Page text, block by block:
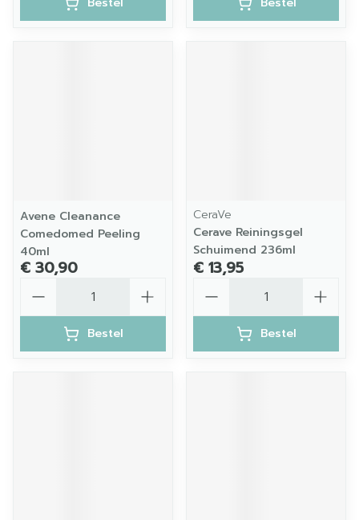
Avene Cleanance
Comedomed Peeling
40ml
€ 30,90
Bestel
CeraVe
Cerave Reiningsgel
Schuimend 236ml
€ 13,95
Bestel